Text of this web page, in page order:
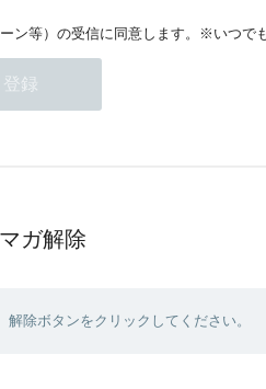
ン等）の受信に同意します。※いつで
ガ解除
除ボタンをクリックしてください。